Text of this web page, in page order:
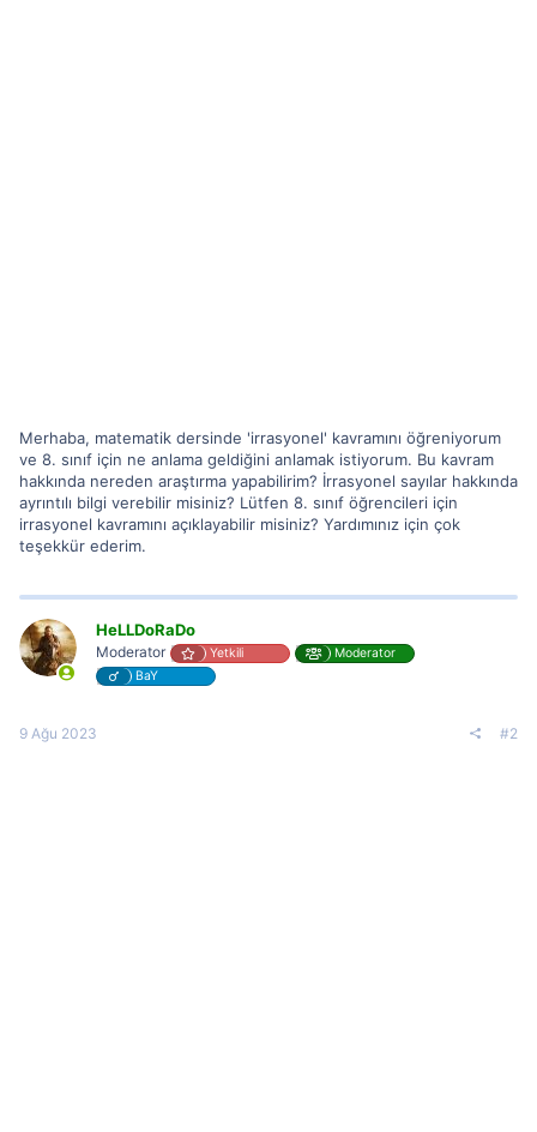
Merhaba, matematik dersinde 'irrasyonel' kavramını öğreniyorum
ve 8. sınıf için ne anlama geldiğini anlamak istiyorum. Bu kavram
hakkında nereden araştırma yapabilirim? İrrasyonel sayılar hakkında
ayrıntılı bilgi verebilir misiniz? Lütfen 8. sınıf öğrencileri için
irrasyonel kavramını açıklayabilir misiniz? Yardımınız için çok
teşekkür ederim.
HeLLDoRaDo
Moderator Yetkili
Moderator
BaY
9 Ağu 2023 #2